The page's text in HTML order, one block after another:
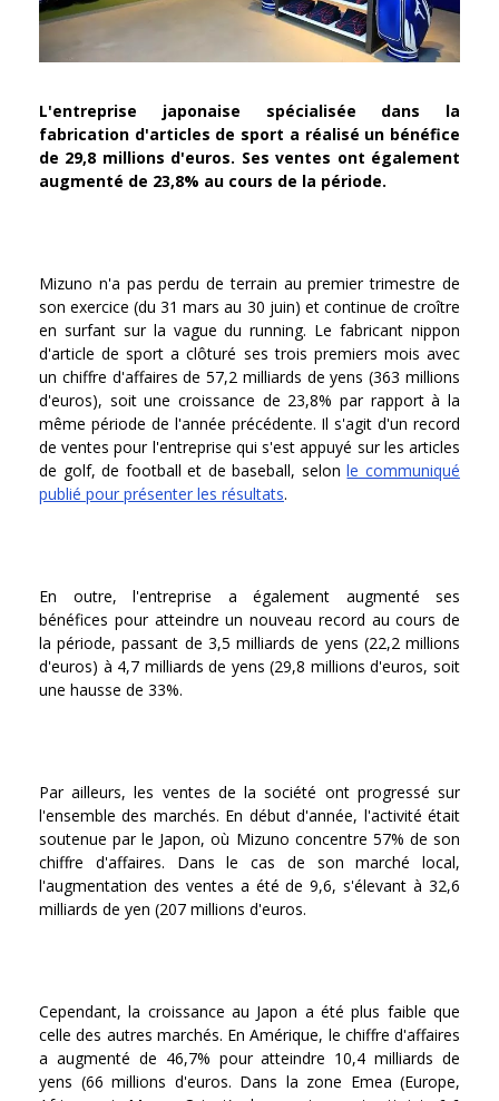
L'entreprise japonaise spécialisée dans la
fabrication d'articles de sport a réalisé un bénéfice
de 29,8 millions d'euros. Ses ventes ont également
augmenté de 23,8% au cours de la période.
Mizuno n'a pas perdu de terrain au premier trimestre de
son exercice (du 31 mars au 30 juin) et continue de croître
en surfant sur la vague du running. Le fabricant nippon
d'article de sport a clôturé ses trois premiers mois avec
un chiffre d'affaires de 57,2 milliards de yens (363 millions
d'euros), soit une croissance de 23,8% par rapport à la
même période de l'année précédente. Il s'agit d'un record
de ventes pour l'entreprise qui s'est appuyé sur les articles
de golf, de football et de baseball, selonle communiqué
publié pour présenter les résultats.
En outre, l'entreprise a également augmenté ses
bénéfices pour atteindre un nouveau record au cours de
la période, passant de 3,5 milliards de yens (22,2 millions
d'euros) à 4,7 milliards de yens (29,8 millions d'euros, soit
une hausse de 33%.
Par ailleurs, les ventes de la société ont progressé sur
l'ensemble des marchés. En début d'année, l'activité était
soutenue par le Japon, où Mizuno concentre 57% de son
chiffre d'affaires. Dans le cas de son marché local,
l'augmentation des ventes a été de 9,6, s'élevant à 32,6
milliards de yen (207 millions d'euros.
Cependant, la croissance au Japon a été plus faible que
celle des autres marchés. En Amérique, le chiffre d'affaires
a augmenté de 46,7% pour atteindre 10,4 milliards de
yens (66 millions d'euros. Dans la zone Emea (Europe,